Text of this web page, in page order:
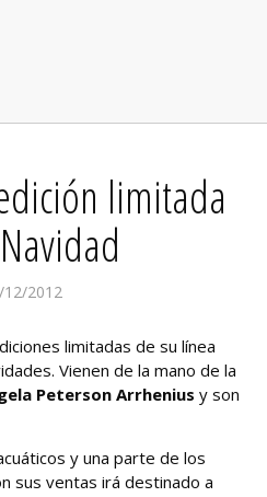
limitada
12/2012
limitadas de su línea
Vienen de la mano de la
Peterson Arrhenius y son
y una parte de los
sus ventas irá destinado a